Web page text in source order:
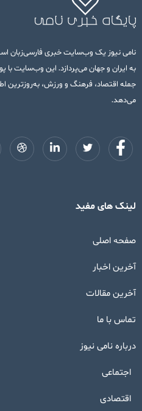
نامی نیوز یک وب‌سایت خبری فارسی‌زبان
به ایران و جهان می‌پردازد. این وب‌سایت
جمله اقتصاد، فرهنگ و ورزش، به‌روزترین
می‌دهد.
لینک های مفید
صفحه اصلی
آخرین اخبار
آخرین مقالات
تماس با ما
درباره نامی نیوز
اجتماعی
اقتصادی